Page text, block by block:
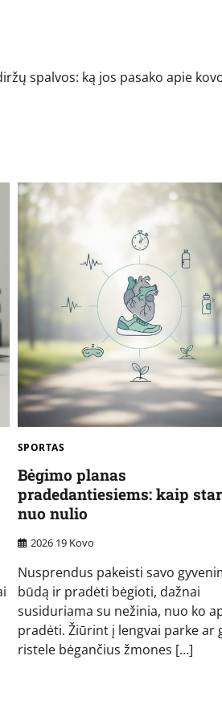
spalvos: ką jos pasako apie
SPORTAS
Bėgimo planas
pradedantiesiems: kaip
nuo nulio
2026 19 Kovo
Nusprendus pakeisti savo
būdą ir pradėti bėgioti, dažnai
susiduriama su nežinia, nuo ko
pradėti. Žiūrint į lengvai parke ar
ristele bėgančius žmones […]